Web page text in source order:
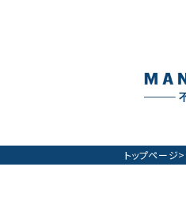
トップページ>